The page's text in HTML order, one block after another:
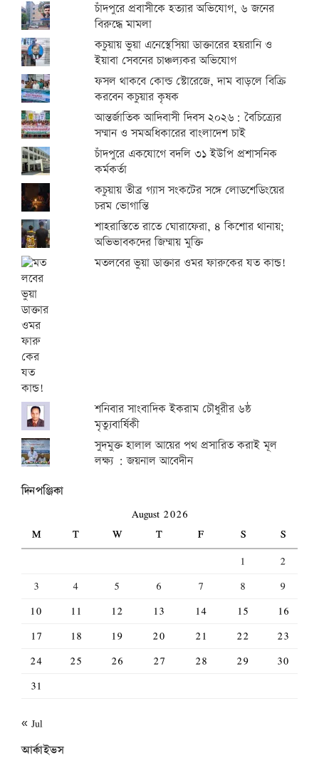
চাঁদপুরে প্রবাসীকে হত্যার অভিযোগ, ৬ জনের
বিরুদ্ধে মামলা
কচুয়ায় ভুয়া এনেস্থেসিয়া ডাক্তারের হয়রানি ও
ইয়াবা সেবনের চাঞ্চল্যকর অভিযোগ
ফসল থাকবে কোল্ড স্টোরেজে, দাম বাড়লে বিক্রি
করবেন কচুয়ার কৃষক
আন্তর্জাতিক আদিবাসী দিবস ২০২৬: বৈচিত্র্যের
সম্মান ও সমঅধিকারের বাংলাদেশ চাই
চাঁদপুরে একযোগে বদলি ৩১ ইউপি প্রশাসনিক
কর্মকর্তা
কচুয়ায় তীব্র গ্যাস সংকটের সঙ্গে লোডশেডিংয়ের
চরম ভোগান্তি
শাহরাস্তিতে রাতে ঘোরাফেরা, ৪ কিশোর থানায়;
অভিভাবকদের জিম্মায় মুক্তি
মতলবের ভুয়া ডাক্তার ওমর ফারুকের যত কান্ড!
শনিবার সাংবাদিক ইকরাম চৌধুরীর ৬ষ্ঠ
মৃত্যুবার্ষিকী
সুদমুক্ত হালাল আয়ের পথ প্রসারিত করাই মূল
লক্ষ্য : জয়নাল আবেদীন
দিনপঞ্জিকা
August 2026
M
T W T F S
S
1
2
3
4 5 6 7 8
9
10
11 12 13 14 15
16
17
18 19 20 21 22
23
24
25 26 27 28 29
30
31
« Jul
আর্কাইভস